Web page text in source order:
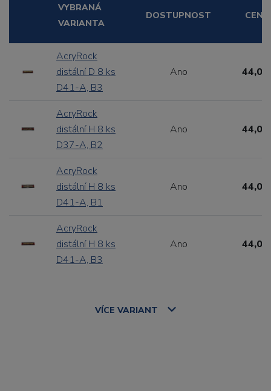
VYBRANÁ
VARIANTA
DOSTUPNOST CENA
AcryRock
distální D 8 ks
D41-A, B3
Ano 44,00
AcryRock
distální H 8 ks
D37-A, B2
Ano 44,00
AcryRock
distální H 8 ks
D41-A, B1
Ano 44,00
AcryRock
distální H 8 ks
D41-A, B3
Ano 44,00
VÍCE VARIANT